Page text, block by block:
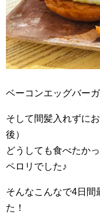
ベーコンエッグバー
そして間髪入れずに
後）
どうしても食べたか
ペロリでした♪
そんなこんなで4日間
た！